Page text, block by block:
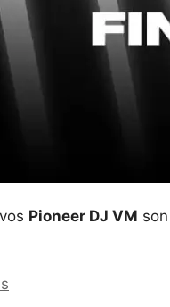
Pioneer DJ VM